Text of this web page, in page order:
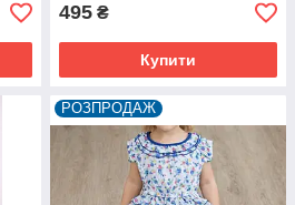
495 ₴
Купити
РОЗПРОДАЖ